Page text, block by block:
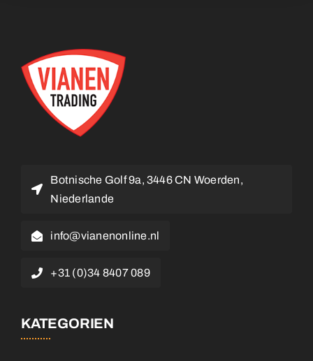
Botnische Golf 9a, 3446 CN Woerden,
Niederlande
info@vianenonline.nl
+31 (0)34 8407 089
KATEGORIEN